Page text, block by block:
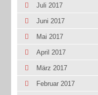
Juli 2017
Juni 2017
Mai 2017
April 2017
März 2017
Februar 2017